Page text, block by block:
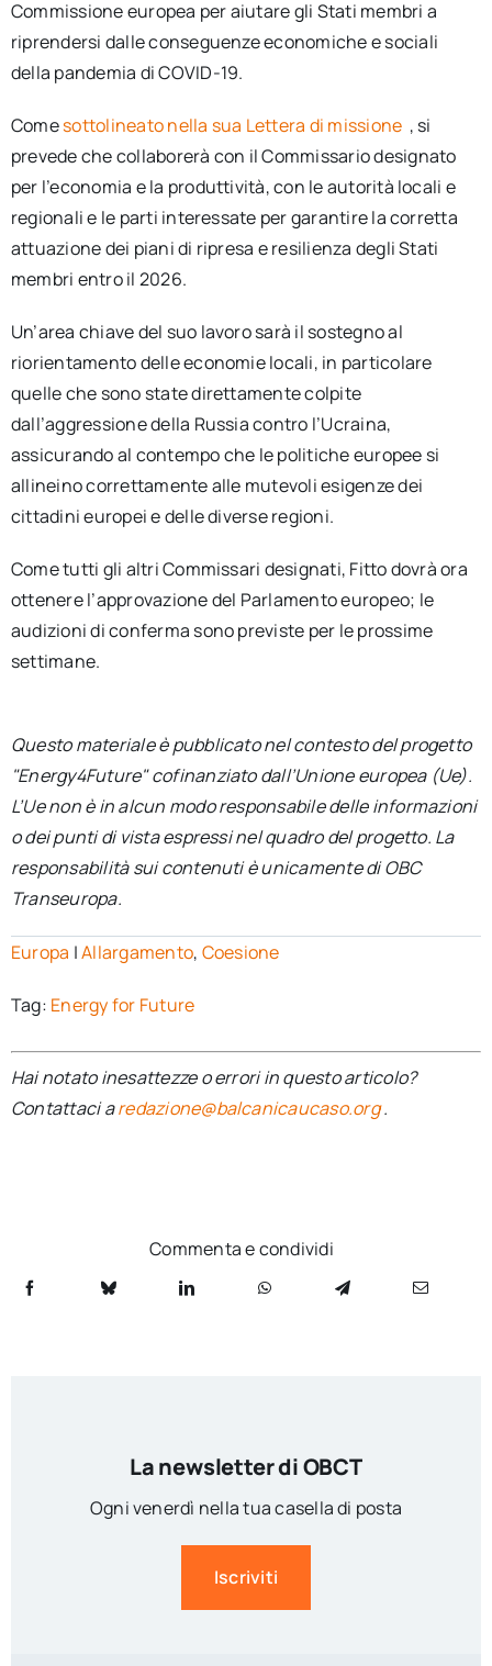
Commissione europea per aiutare gli Stati membri a
riprendersi dalle conseguenze economiche e sociali
della pandemia di COVID-19.
Comesottolineato nella sua Lettera di missione , si
prevede che collaborerà con il Commissario designato
per l’economia e la produttività, con le autorità locali e
regionali e le parti interessate per garantire la corretta
attuazione dei piani di ripresa e resilienza degli Stati
membri entro il 2026.
Un’area chiave del suo lavoro sarà il sostegno al
riorientamento delle economie locali, in particolare
quelle che sono state direttamente colpite
dall’aggressione della Russia contro l’Ucraina,
assicurando al contempo che le politiche europee si
allineino correttamente alle mutevoli esigenze dei
cittadini europei e delle diverse regioni.
Come tutti gli altri Commissari designati, Fitto dovrà ora
ottenere l’approvazione del Parlamento europeo; le
audizioni di conferma sono previste per le prossime
settimane.
Questo materiale è pubblicato nel contesto del progetto
"Energy4Future" cofinanziato dall’Unione europea (Ue).
L’Ue non è in alcun modo responsabile delle informazioni
o dei punti di vista espressi nel quadro del progetto. La
responsabilità sui contenuti è unicamente di OBC
Transeuropa.
Europa |Allargamento, Coesione
Tag: Energy for Future
Hai notato inesattezze o errori in questo articolo?
Contattaci aredazione@balcanicaucaso.org.
Commenta e condividi
La newsletter di OBCT
Ogni venerdì nella tua casella di posta
Iscriviti